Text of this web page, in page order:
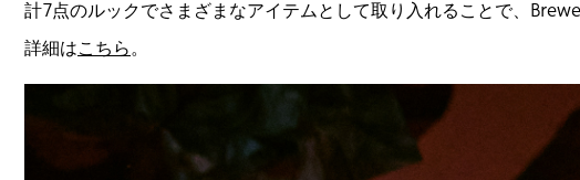
計7点のルックでさまざまなアイテムとして取り入れることで、
詳細はこちら。